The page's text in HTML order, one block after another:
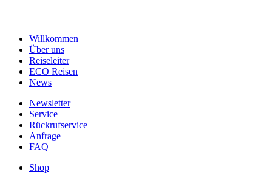
Willkommen
Über uns
Reiseleiter
ECO Reisen
News
Newsletter
Service
Rückrufservice
Anfrage
FAQ
Shop